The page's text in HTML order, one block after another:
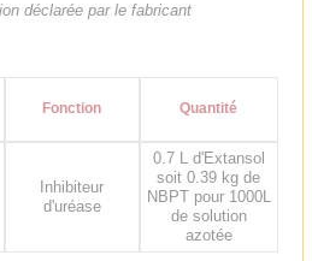
déclarée par le fabricant
Fonction Quantité
Inhibiteur
d'uréase
0.7 L d'Extansol
soit 0.39 kg de
NBPT pour 1000L
de solution
azotée